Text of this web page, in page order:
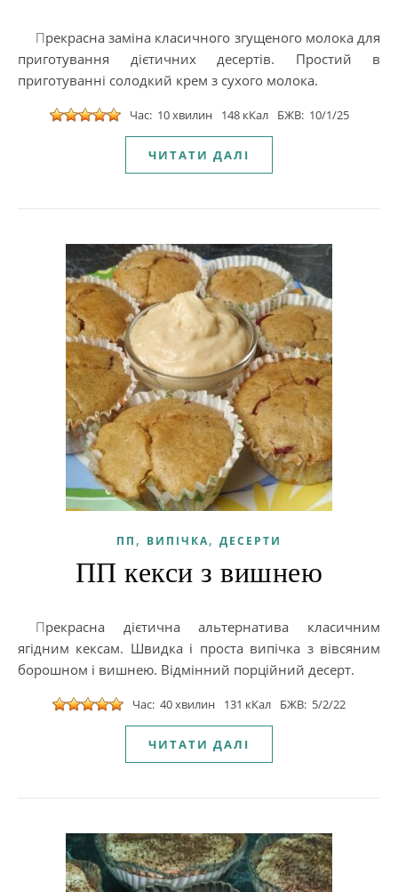
Прекрасна заміна класичного згущеного молока для
приготування дієтичних десертів. Простий в
приготуванні солодкий крем з сухого молока.
Час: 10 хвилин 148 кКал БЖВ: 10/1/25
ЧИТАТИ ДАЛІ
ПП , ВИПІЧКА, ДЕСЕРТИ
ПП кекси з вишнею
Прекрасна дієтична альтернатива класичним
ягідним кексам. Швидка і проста випічка з вівсяним
борошном і вишнею. Відмінний порційний десерт.
Час: 40 хвилин 131 кКал БЖВ: 5/2/22
ЧИТАТИ ДАЛІ